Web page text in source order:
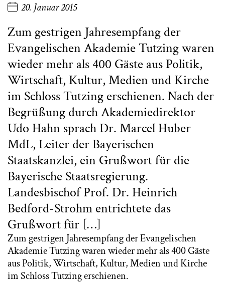
20. Januar 2015
Zum gestrigen Jahresempfang der
Evangelischen Akademie Tutzing waren
wieder mehr als 400 Gäste aus Politik,
Wirtschaft, Kultur, Medien und Kirche
im Schloss Tutzing erschienen. Nach der
Begrüßung durch Akademiedirektor
Udo Hahn sprach Dr. Marcel Huber
MdL, Leiter der Bayerischen
Staatskanzlei, ein Grußwort für die
Bayerische Staatsregierung.
Landesbischof Prof. Dr. Heinrich
Bedford-Strohm entrichtete das
Grußwort für […]
Zum gestrigen Jahresempfang der Evangelischen
Akademie Tutzing waren wieder mehr als 400 Gäste
aus Politik, Wirtschaft, Kultur, Medien und Kirche
im Schloss Tutzing erschienen.